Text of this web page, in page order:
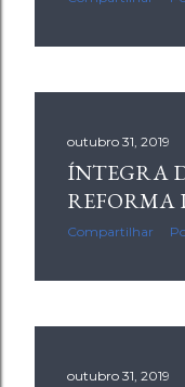
e
n
outubro 31, 2019
ÍNTEGRA
REFORMA
Compartilhar
outubro 31, 2019